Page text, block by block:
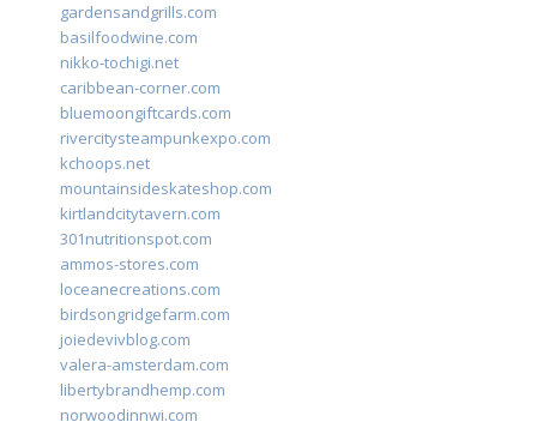
gardensandgrills.com
basilfoodwine.com
nikko-tochigi.net
caribbean-corner.com
bluemoongiftcards.com
rivercitysteampunkexpo.com
kchoops.net
mountainsideskateshop.com
kirtlandcitytavern.com
301nutritionspot.com
ammos-stores.com
loceanecreations.com
birdsongridgefarm.com
joiedevivblog.com
valera-amsterdam.com
libertybrandhemp.com
norwoodinnwi.com